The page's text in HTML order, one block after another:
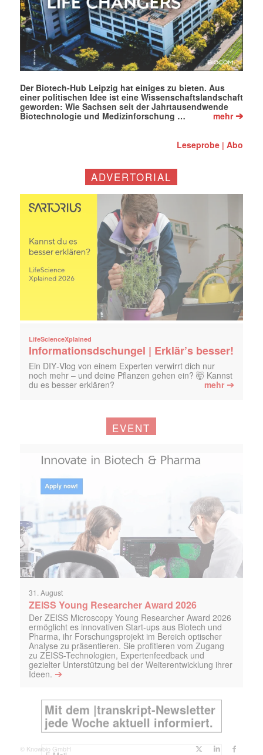
Der Biotech-Hub Leipzig hat einiges zu bieten. Aus
einer politischen Idee ist eine Wissenschaftslandschaft
geworden: Wie Sachsen seit der Jahrtausendwende
Biotechnologie und Medizinforschung …
mehr➔
Leseprobe |Abo
ADVERTORIAL
LifeScienceXplained
Informationsdschungel | Erklär’s besser!
Ein DIY‑Vlog von einem Experten verwirrt dich nur
noch mehr – und deine Pflanzen gehen ein? 🤯 Kannst
du es besser erklären?
mehr ➔
EVENT
31. August
ZEISS Young Researcher Award 2026
Der ZEISS Microscopy Young Researcher Award 2026
ermöglicht es innovativen Start-ups aus Biotech und
Pharma, ihr Forschungsprojekt im Bereich optischer
Analyse zu präsentieren. Sie profitieren vom Zugang
zu ZEISS-Technologien, Expertenfeedback und
gezielter Unterstützung bei der Weiterentwicklung ihrer
Ideen. ➔
© Knowbio GmbH